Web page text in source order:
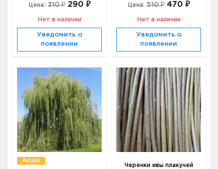
Цена: 310 ₽ 290 ₽
Нет в наличии
Уведомить о
появлении
Цена: 510 ₽ 470 ₽
Нет в наличии
Уведомить о
появлении
Акция
Черенки ивы плакучей